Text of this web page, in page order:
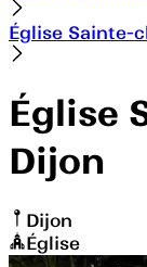
Église Sainte-
Église
Dijon
Dijon
Église